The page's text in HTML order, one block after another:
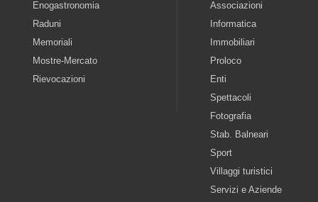
Enogastronomia
Raduni
Memoriali
Mostre-Mercato
Rievocazioni
Associazioni
Informatica
Immobiliari
Proloco
Enti
Spettacoli
Fotografia
Stab. Balneari
Sport
Villaggi turistici
Servizi e Aziende